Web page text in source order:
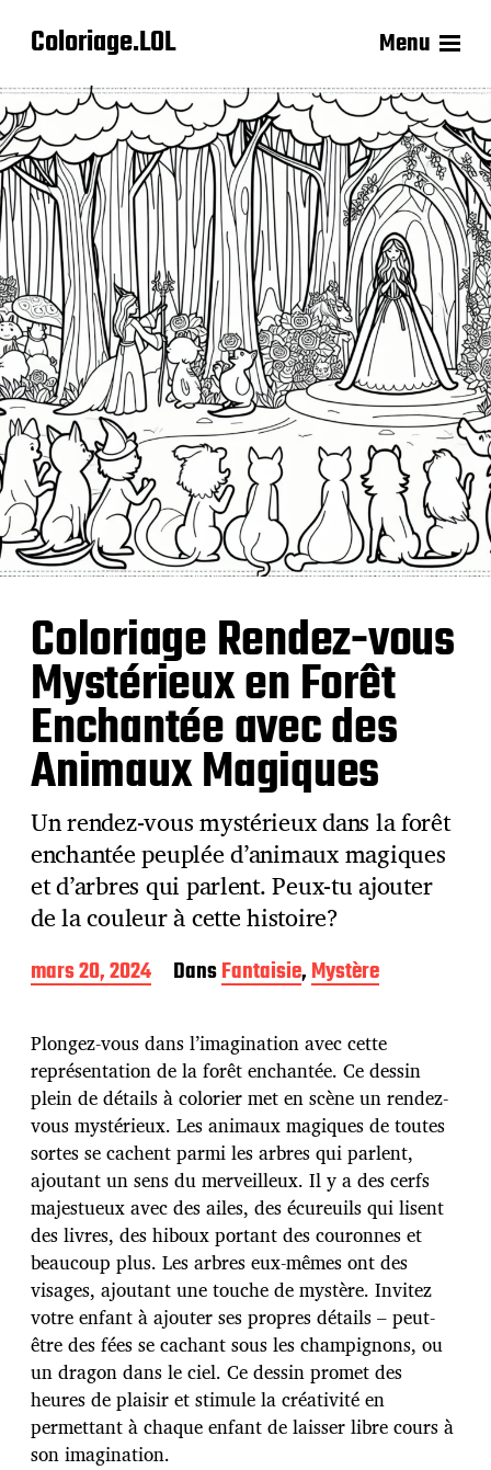
Coloriage.LOL Menu
Coloriage Rendez-vous
Mystérieux en Forêt
Enchantée avec des
Animaux Magiques
Un rendez-vous mystérieux dans la forêt
enchantée peuplée d’animaux magiques
et d’arbres qui parlent. Peux-tu ajouter
de la couleur à cette histoire?
D
a
e
d
e
p
u
b
l
i
c
a
t
i
o
n
mars 20, 2024 DansFantaisie,Mystère
Plongez-vous dans l’imagination avec cette
représentation de la forêt enchantée. Ce dessin
plein de détails à colorier met en scène un rendez-
vous mystérieux. Les animaux magiques de toutes
sortes se cachent parmi les arbres qui parlent,
ajoutant un sens du merveilleux. Il y a des cerfs
majestueux avec des ailes, des écureuils qui lisent
des livres, des hiboux portant des couronnes et
beaucoup plus. Les arbres eux-mêmes ont des
visages, ajoutant une touche de mystère. Invitez
votre enfant à ajouter ses propres détails – peut-
être des fées se cachant sous les champignons, ou
un dragon dans le ciel. Ce dessin promet des
heures de plaisir et stimule la créativité en
permettant à chaque enfant de laisser libre cours à
son imagination.